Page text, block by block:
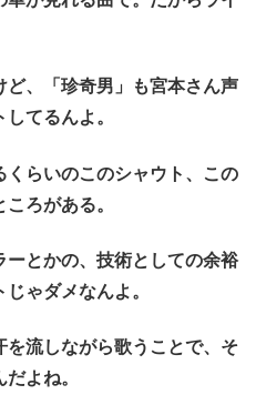
ど、「珍奇男」も宮本さん声
てるんよ。
くらいのこのシャウト、この
ろがある。
とかの、技術としての余裕
ゃダメなんよ。
流しながら歌うことで、そ
よね。